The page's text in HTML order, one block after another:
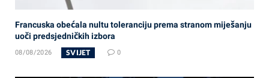
Francuska obećala nultu toleranciju prema stranom miješanju
uoči predsjedničkih izbora
08/08/2026 SVIJET 0